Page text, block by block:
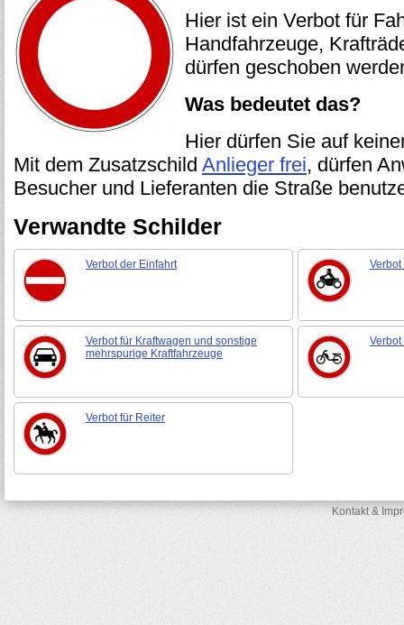
Hier ist ein Verbot für
Handfahrzeuge,
dürfen geschoben
Was bedeutet das?
Hier dürfen Sie auf
Mit dem Zusatzschild Anlieger frei, dürfen
Besucher und Lieferanten die Straße
Verwandte Schilder
Verbot der Einfahrt Verbot
Verbot für Kraftwagen und sonstige
mehrspurige Kraftfahrzeuge
Verbot
Verbot für Reiter
Kontakt &